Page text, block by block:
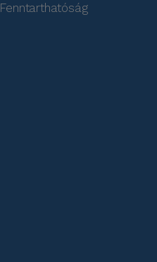
Fenntarthatóság